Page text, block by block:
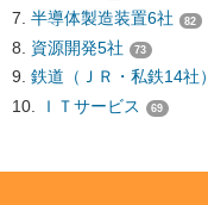
半導体製造装置6社 82
資源開発5社 73
鉄道（ＪＲ・私鉄14社）
ＩＴサービス 69